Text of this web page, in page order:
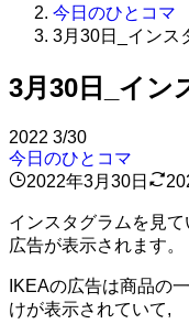
今日のひとコマ
3月30日_インス
3月30日_イン
2022 3/30
今日のひとコマ
2022年3月30日
インスタグラムを見
広告が表示されます。
IKEAの広告は商品の
けが表示されていて,